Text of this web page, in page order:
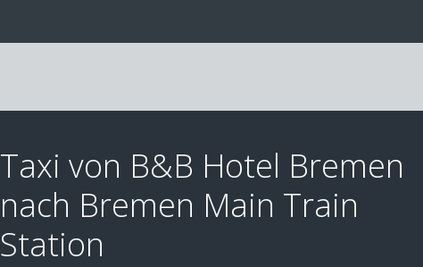
Taxi von B&B Hotel Bremen
nach Bremen Main Train
Station